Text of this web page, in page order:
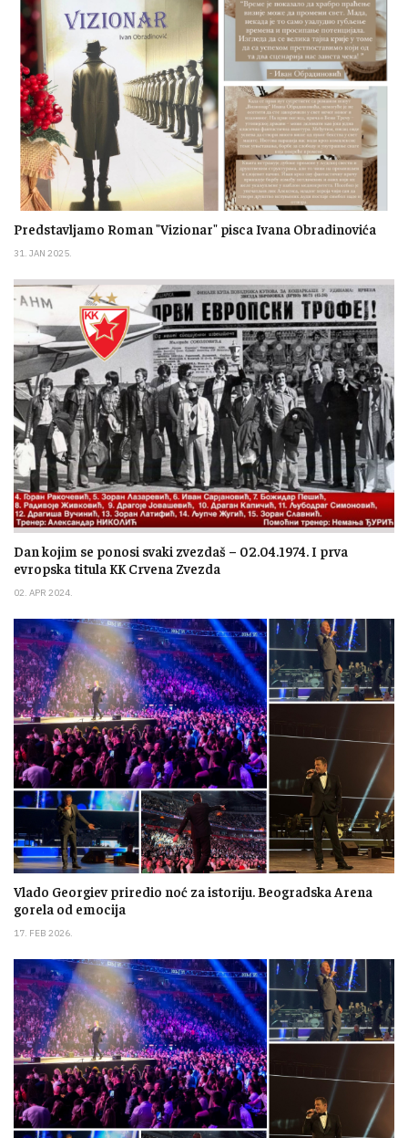
Predstavljamo Roman "Vizionar" pisca Ivana Obradinovića
31. JAN 2025.
Dan kojim se ponosi svaki zvezdaš – 02.04.1974. I prva
evropska titula KK Crvena Zvezda
02. APR 2024.
Vlado Georgiev priredio noć za istoriju. Beogradska Arena
gorela od emocija
17. FEB 2026.